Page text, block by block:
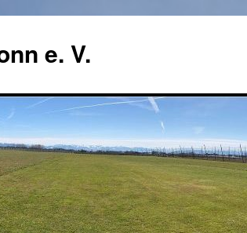
e. V.